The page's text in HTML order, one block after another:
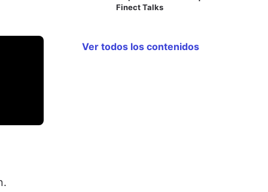
Finect Talks
Ver todos los contenidos